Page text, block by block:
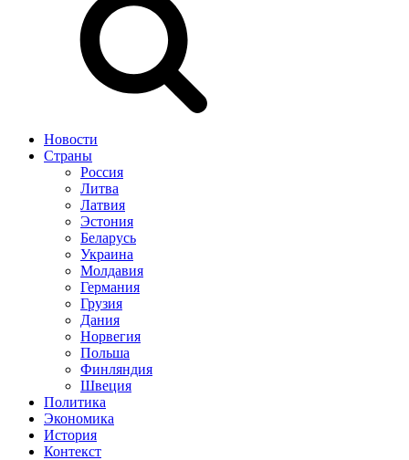
Новости
Страны
Россия
Литва
Латвия
Эстония
Беларусь
Украина
Молдавия
Германия
Грузия
Дания
Норвегия
Польша
Финляндия
Швеция
Политика
Экономика
История
Контекст